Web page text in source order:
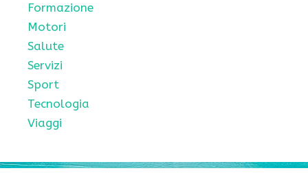
Formazione
Motori
Salute
Servizi
Sport
Tecnologia
Viaggi